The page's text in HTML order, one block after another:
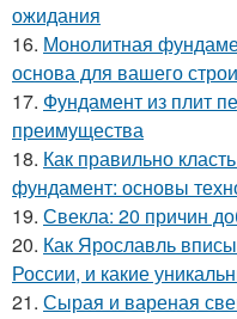
ожидания
16. Монолитная
основа для вашего
17. Фундамент из плит
преимущества
18. Как правильно
фундамент: основы
19. Свекла: 20 причин
20. Как Ярославль
России, и какие
21. Сырая и вареная